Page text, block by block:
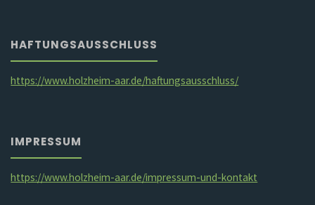
HAFTUNGSAUSSCHLUSS
https://www.holzheim-aar.de/haftungsausschluss/
IMPRESSUM
https://www.holzheim-aar.de/impressum-und-kontakt